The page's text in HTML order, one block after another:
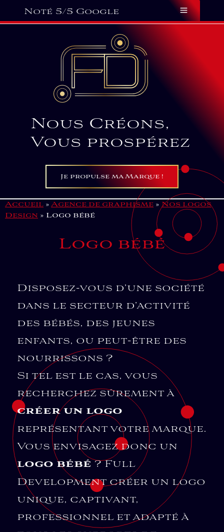
contenu
Noté 5/5 Google
Main
Menu
Nous Créons,
Vous prospérez
Je propulse ma Marque !
Accueil » Agence de graphisme » Nos logos
Design » Logo bébé
Logo bébé
Disposez-vous d’une société
dans le secteur d’activité
des bébés, des jeunes
enfants, ou peut-être des
nourrissons ?
Si tel est le cas, vous
recherchez sûrement à
créer un logo
représentant votre marque.
Vous envisagez donc un
logo bébé ? Full
Development créer un logo
unique, captivant,
professionnel et adapté à